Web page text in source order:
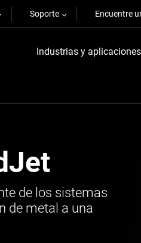
Soporte Encuentre
Industrias y aplicaciones
de los sistemas
de metal a una